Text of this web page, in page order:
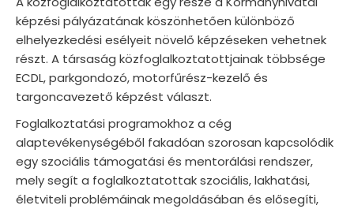
képzési pályázatának köszönhetően különböző
elhelyezkedési esélyeit növelő képzéseken vehetnek
részt. A társaság közfoglalkoztatottjainak többsége
ECDL, parkgondozó, motorfűrész-kezelő és
targoncavezető képzést választ.
Foglalkoztatási programokhoz a cég
alaptevékenységéből fakadóan szorosan kapcsolódik
egy szociális támogatási és mentorálási rendszer,
mely segít a foglalkoztatottak szociális, lakhatási,
életviteli problémáinak megoldásában és elősegíti,